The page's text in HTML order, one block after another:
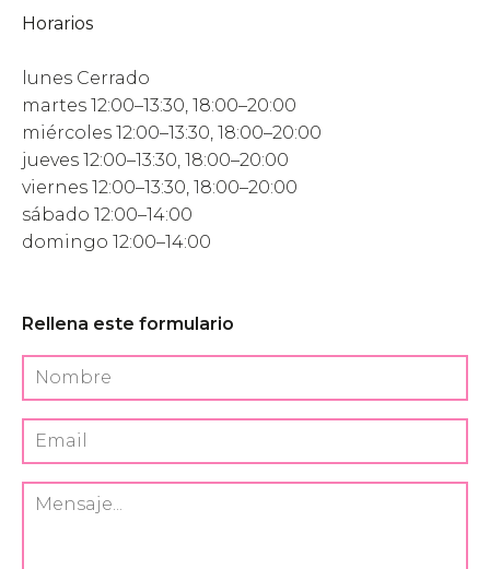
Contacto
Horarios
lunes Cerrado
martes 12:00–13:30, 18:00–20:00
miércoles 12:00–13:30, 18:00–20:00
jueves 12:00–13:30, 18:00–20:00
viernes 12:00–13:30, 18:00–20:00
sábado 12:00–14:00
domingo 12:00–14:00
Rellena este formulario